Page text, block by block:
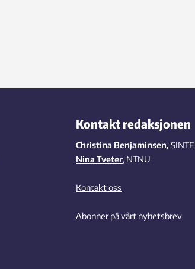
Kontakt redaksjonen
Christina Benjaminsen,
Nina Tveter, NTNU
Kontakt oss
Abonner på vårt nyhetsbrev